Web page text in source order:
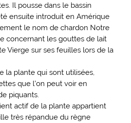
Il pousse dans le bassin
ensuite introduit en Amérique
le nom de chardon Notre
concernant les gouttes de lait
Vierge sur ses feuilles lors de la
la plante qui sont utilisées,
que l’on peut voir en
piquants.
actif de la plante appartient
très répandue du règne